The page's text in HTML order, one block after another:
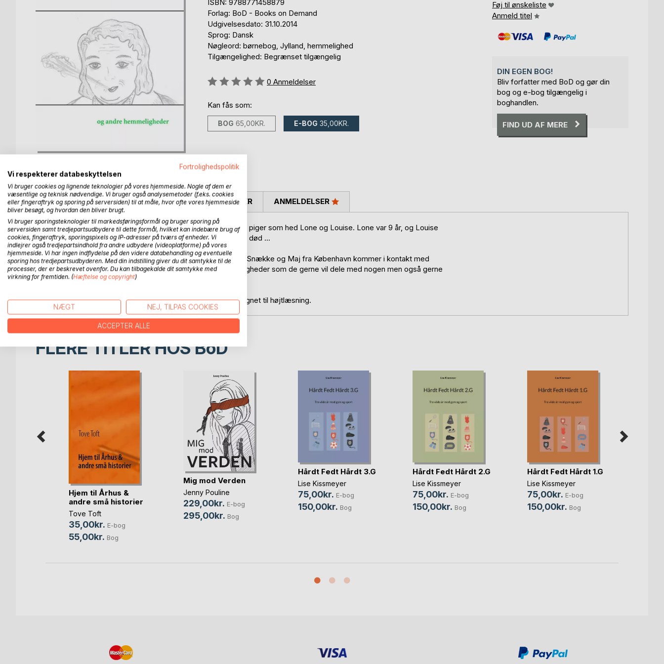
ISBN: 9788771458879
Forlag: BoD - Books on Demand
Udgivelsesdato: 31.10.2014
Sprog: Dansk
Nøgleord: børnebog, Jylland, hemmelighed
Tilgængelighed: Begrænset tilgængelig
Anmeldelse::
0 Anmeldelser
Kan fås som:
BOG 65,00KR. E-BOG 35,00KR.
Føj til ønskeliste
Anmeld titel
DIN EGEN BOG!
Bliv forfatter med BoD og gør din
bog og e-bog tilgængelig i
boghandlen.
FIND UD AF MERE
BESKRIVELSE
"I en lille by i Jylland boede der engang for længe siden to piger som hed Lone og Louise. Lone var 9 år, og Louise
var 6 år. De boede alene med deres mor, for deres far var død ...
Det er indledningen til fortællingen om hvordan Louise fra Snække og Maj fra København kommer i kontakt med
hinanden og bliver tegnevenner. Begge piger har hemmeligheder som de gerne vil dele med nogen men også gerne
have for sig selv. Læs om hvordan de bærer sig ad.
Bogen henvender sig til børn mellem ca. 6-9 år og er velegnet til højtlæsning.
FORFATTER PRESSEN SKRIVER ANMELDELSER
FLERE TITLER HOSBoD
Hjem til Århus &
andre små historier
Tove Toft
35,00kr. E-bog
55,00kr. Bog
Mig mod Verden
Jenny Pouline
229,00kr. E-bog
295,00kr. Bog
Hårdt Fedt Hårdt 3.G
Lise Kissmeyer
75,00kr. E-bog
150,00kr. Bog
Hårdt Fedt Hårdt 2.G
Lise Kissmeyer
75,00kr. E-bog
150,00kr. Bog
Hårdt Fedt Hårdt 1.G
Lise Kissmeyer
75,00kr. E-bog
150,00kr. Bog
Fortrolighedspolitik
Vi respekterer databeskyttelsen
Vi bruger cookies og lignende teknologier på vores hjemmeside. Nogle af dem er
væsentlige og teknisk nødvendige. Vi bruger også analysemetoder (f.eks. cookies
eller fingeraftryk og sporing på serversiden) til at måle, hvor ofte vores hjemmeside
bliver besøgt, og hvordan den bliver brugt.
Vi bruger sporingsteknologier til markedsføringsformål og bruger sporing på
serversiden samt tredjepartsudbydere til dette formål, hvilket kan indebære brug af
cookies, fingeraftryk, sporingspixels og IP-adresser på tværs af enheder. Vi
indlejrer også tredjepartsindhold fra andre udbydere (videoplatforme) på vores
hjemmeside. Vi har ingen indflydelse på den videre databehandling og eventuelle
sporing hos tredjepartsudbyderen. Med din indstilling giver du dit samtykke til de
processer, der er beskrevet ovenfor. Du kan tilbagekalde dit samtykke med
virkning for fremtiden. (Hæftelse og copyright)
NÆGT NEJ, TILPAS COOKIES
ACCEPTER ALLE